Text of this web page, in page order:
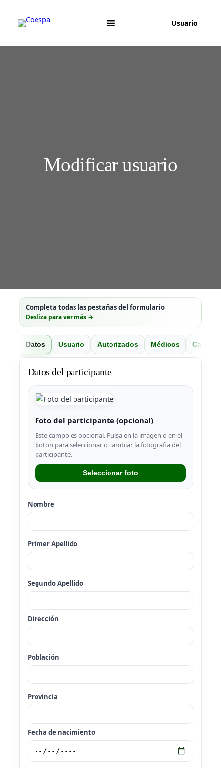
contenido
Usuario
Modificar usuario
Completa todas las pestañas del formulario
Desliza para ver más →
Datos Usuario Autorizados Médicos
Datos del participante
Foto del participante (opcional)
Este campo es opcional. Pulsa en la imagen o en el
boton para seleccionar o cambiar la fotografia del
participante.
Seleccionar foto
Nombre
Primer Apellido
Segundo Apellido
Dirección
Población
Provincia
Fecha de nacimiento